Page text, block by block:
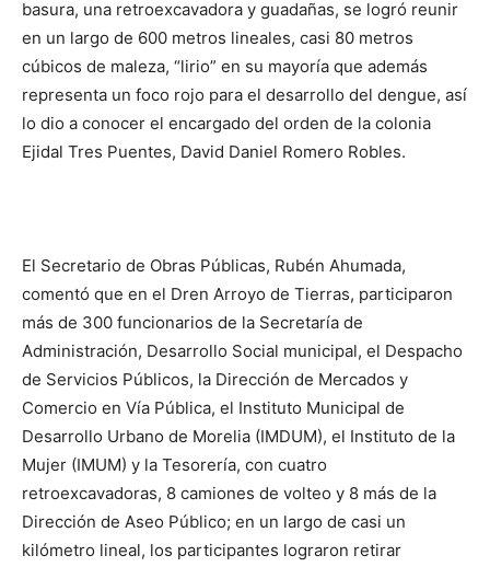
basura, una retroexcavadora y guadañas, se logró reunir
en un largo de 600 metros lineales, casi 80 metros
cúbicos de maleza, “lirio” en su mayoría que además
representa un foco rojo para el desarrollo del dengue, así
lo dio a conocer el encargado del orden de la colonia
Ejidal Tres Puentes, David Daniel Romero Robles.
El Secretario de Obras Públicas, Rubén Ahumada,
comentó que en el Dren Arroyo de Tierras, participaron
más de 300 funcionarios de la Secretaría de
Administración, Desarrollo Social municipal, el Despacho
de Servicios Públicos, la Dirección de Mercados y
Comercio en Vía Pública, el Instituto Municipal de
Desarrollo Urbano de Morelia (IMDUM), el Instituto de la
Mujer (IMUM) y la Tesorería, con cuatro
retroexcavadoras, 8 camiones de volteo y 8 más de la
Dirección de Aseo Público; en un largo de casi un
kilómetro lineal, los participantes lograron retirar